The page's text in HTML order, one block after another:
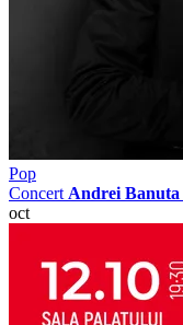
Pop
Concert Andrei Banuta
oct